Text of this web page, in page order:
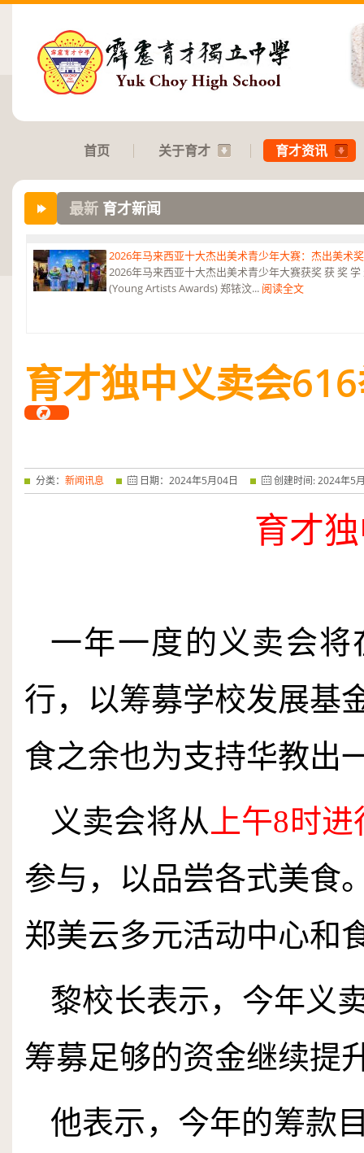
首页 关于育才 育才资讯
最新 育才新闻
——特优奖...阅读全文
2026年马来西亚十大杰出美术青少年大赛：杰出美术
2026年马来西亚十大杰出美术青少年大赛获奖 获 奖
(Young Artists Awards) 郑铱汶... 阅读全文
育才独中义卖会616
分类： 新闻讯息 日期： 2024年5月04日 创建时间:2024年5
育才
一年一度的义卖会将
行，以筹募学校发展基
食之余也为支持华教出
义卖会将从 上午8 时
参与，以品尝各式美食
郑美云多元活动中心和
黎校长表示，今年义
筹募足够的资金继续提
他表示，今年的筹款